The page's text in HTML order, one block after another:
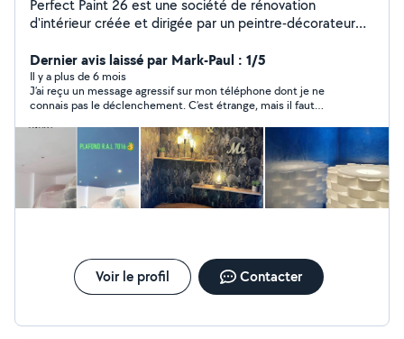
Perfect Paint 26 est une société de rénovation
d'intérieur créée et dirigée par un peintre-décorateur
exercé avec passion et dans les règles de l'art.
Fournitures utilisées haut de gamme ( Seigneurie
Gauthier ) pour les peintures notamment. Je suis à
votre disposition sur tout le secteur du Var 83 et des
Alpes Maritime 06 , avec plaisir pour étudier vos projets
en toute réactivité.
Dernier avis laissé par Mark-Paul : 1/5
Il y a plus de 6 mois
J’ai reçu un message agressif sur mon téléphone dont je ne
connais pas le déclenchement. C’est étrange, mais il faut
apprendre à prendre sur soi quand elles n’arrivent pas à obtenir
immédiatement ce que qu’elles veulent. L’avantage ça permet
de savoir avec qui il faut travailler et avec il ne faut surtout pas
travailler.
Voir le profil Contacter